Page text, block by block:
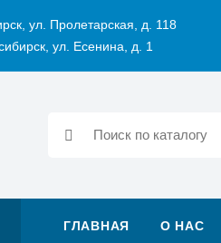
ул. Пролетарская, д. 118
ул. Есенина, д. 1
ГЛАВНАЯ О НАС